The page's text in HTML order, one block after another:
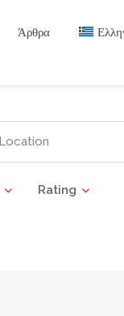
Άρθρα
Rating